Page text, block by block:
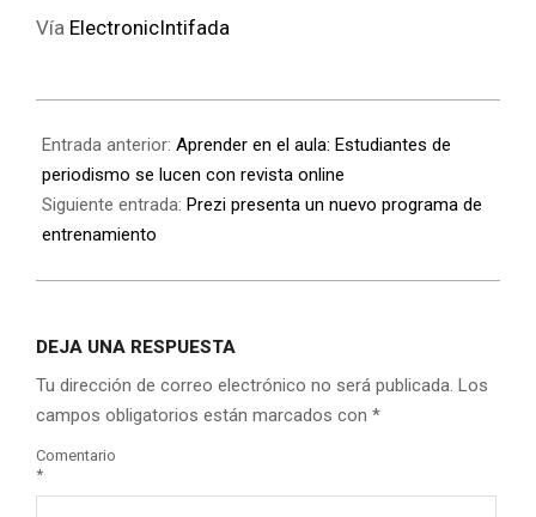
Vía ElectronicIntifada
Entrada anterior: Aprender en el aula: Estudiantes de
periodismo se lucen con revista online
Siguiente entrada: Prezi presenta un nuevo programa de
entrenamiento
DEJA UNA RESPUESTA
Tu dirección de correo electrónico no será publicada. Los
campos obligatorios están marcados con *
Comentario
*